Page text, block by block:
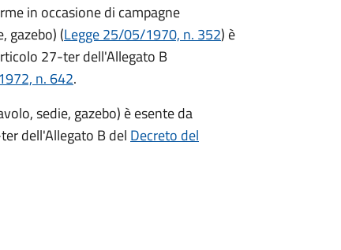
in occasione di campagne
gazebo) (Legge 25/05/1970, n. 352) è
27-ter dell'Allegato B
n. 642.
sedie, gazebo) è esente da
dell'Allegato B del Decreto del